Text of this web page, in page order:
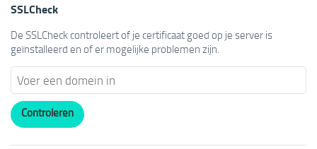
SSLCheck
De SSLCheck controleert of je certificaat goed op je server is
geïnstalleerd en of er mogelijke problemen zijn.